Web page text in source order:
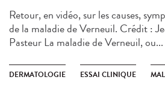
Retour, en vidéo, sur les causes,
de la maladie de Verneuil. Crédit :
Pasteur La maladie de Verneuil, ou...
DERMATOLOGIE ESSAI CLINIQUE